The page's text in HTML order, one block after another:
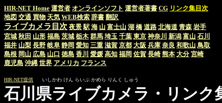
HIR-NET Home 運営者 オンラインソフト 運営者著書 CG リンク集目次
地図 交通 買物 天気 WEB検索 辞書 翻訳
ライブカメラ目次 夜景 駅 海 山 富士山 湖 橋 道路 北海道 青森 岩手
宮城 秋田 山形 福島 茨城 栃木 群馬 埼玉 千葉 東京 神奈川 新潟 富山 石川
福井 山梨 長野 岐阜 静岡 愛知 三重 滋賀 京都 大阪 兵庫 奈良 和歌山 鳥取
島根 岡山 広島 山口 徳島 香川 愛媛 高知 福岡 佐賀 長崎 熊本 大分 宮崎
鹿児島 沖縄 世界 アメリカ フランス
HIR-NET提供 いしかわ けん らいぶ かめら りんく しゅう
石川県ライブカメラ・リンク